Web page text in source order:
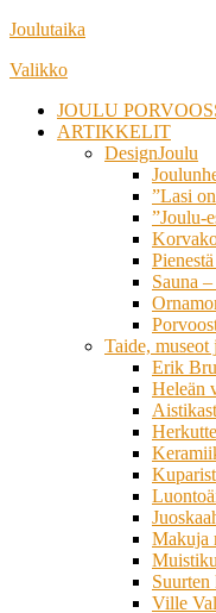
Siirry
sisältöön
Joulutaika
Valikko
JOULU
ARTIKKELIT
DesignJoulu
”Lasi
”Joulu-
Sauna
Taide, museot
Erik
Heleän
Makuja
Suurten
Ville